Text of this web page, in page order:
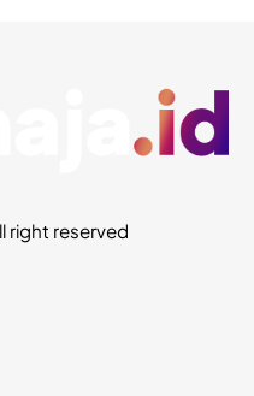
right reserved